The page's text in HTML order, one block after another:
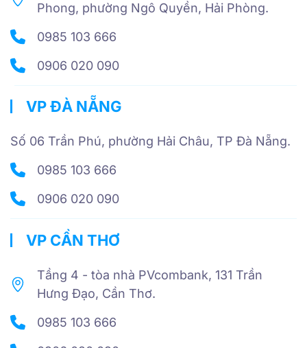
Phong, phường Ngô Quyền, Hải Phòng.
0985 103 666
0906 020 090
VP ĐÀ NẴNG
Số 06 Trần Phú, phường Hải Châu, TP Đà Nẵng.
0985 103 666
0906 020 090
VP CẦN THƠ
Tầng 4 - tòa nhà PVcombank, 131 Trần
Hưng Đạo, Cần Thơ.
0985 103 666